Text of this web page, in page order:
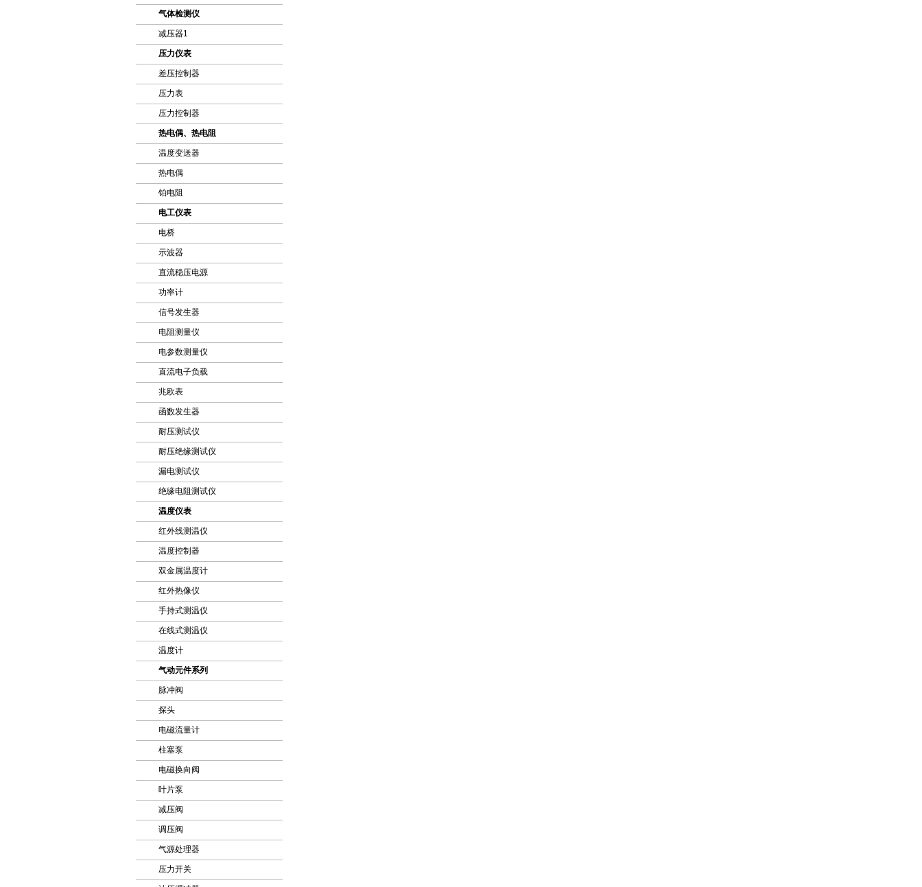
气体检测仪
减压器1
压力仪表
差压控制器
压力表
压力控制器
热电偶、热电阻
温度变送器
热电偶
铂电阻
电工仪表
电桥
示波器
直流稳压电源
功率计
信号发生器
电阻测量仪
电参数测量仪
直流电子负载
兆欧表
函数发生器
耐压测试仪
耐压绝缘测试仪
漏电测试仪
绝缘电阻测试仪
温度仪表
红外线测温仪
温度控制器
双金属温度计
红外热像仪
手持式测温仪
在线式测温仪
温度计
气动元件系列
脉冲阀
探头
电磁流量计
柱塞泵
电磁换向阀
叶片泵
减压阀
调压阀
气源处理器
压力开关